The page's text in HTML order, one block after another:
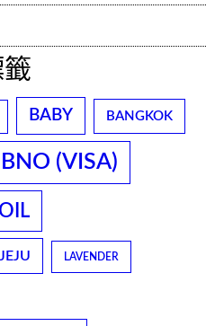
BABY BANGKOK
BNO (VISA)
JEJU LAVENDER